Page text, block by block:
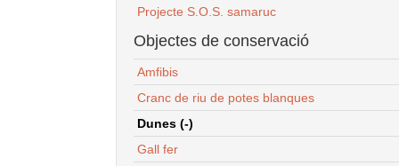
Projecte S.O.S. samaruc
Objectes de conservació
Amfibis
Cranc de riu de potes blanques
Dunes (-)
Gall fer